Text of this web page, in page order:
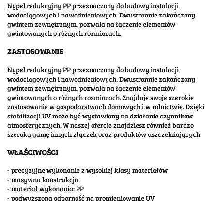
Nypel redukcyjny PP przeznaczony do budowy instalacji
wodociągowych i nawodnieniowych. Dwustronnie zakończony
gwintem zewnętrznym, pozwala na łączenie elementów
gwintowanych o różnych rozmiarach.
ZASTOSOWANIE
Nypel redukcyjny PP przeznaczony do budowy instalacji
wodociągowych i nawodnieniowych. Dwustronnie zakończony
gwintem zewnętrznym, pozwala na łączenie elementów
gwintowanych o różnych rozmiarach. Znajduje swoje szerokie
zastosowanie w gospodarstwach domowych i w rolnictwie. Dzięki
stabilizacji UV może być wystawiony na działanie czynników
atmosferycznych. W naszej ofercie znajdziesz również bardzo
szeroką gamę innych złączek oraz produktów uszczelniających.
WŁAŚCIWOŚCI
- precyzyjne wykonanie z wysokiej klasy materiałów
- masywna konstrukcja
- materiał wykonania: PP
- podwyższona odporność na promieniowanie UV